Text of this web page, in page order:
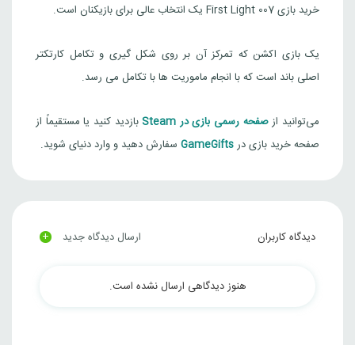
خرید بازی 007 First Light یک انتخاب عالی برای بازیکنان است.
یک بازی اکشن که تمرکز آن بر روی شکل گیری و تکامل کارتکتر
اصلی باند است که با انجام ماموریت ها با تکامل می رسد.
می‌توانید ازصفحه رسمی بازی در Steam
بازدید کنید یا مستقیماً از
صفحه خرید بازی درGameGifts سفارش دهید و وارد دنیای شوید.
دیدگاه کاربران ارسال دیدگاه جدید +
هنوز دیدگاهی ارسال نشده است.